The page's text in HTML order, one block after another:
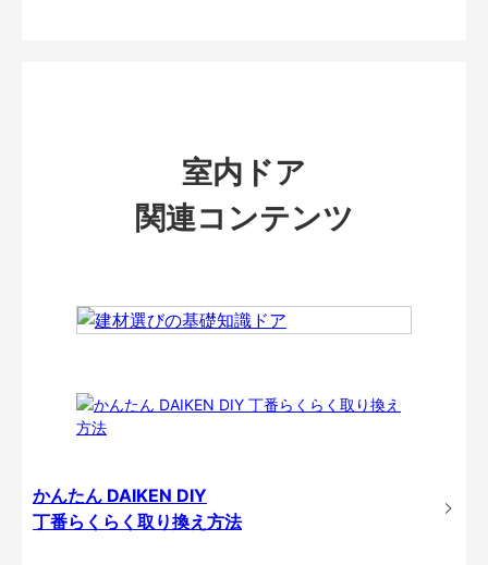
室内ドア
関連コンテンツ
かんたん DAIKEN DIY
丁番らくらく取り換え方法